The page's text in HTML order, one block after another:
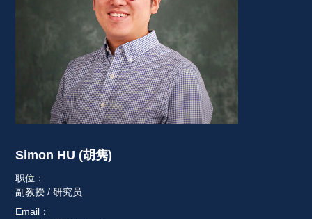
Simon HU (胡隽)
职位：
副教授 / 研究员
Email：